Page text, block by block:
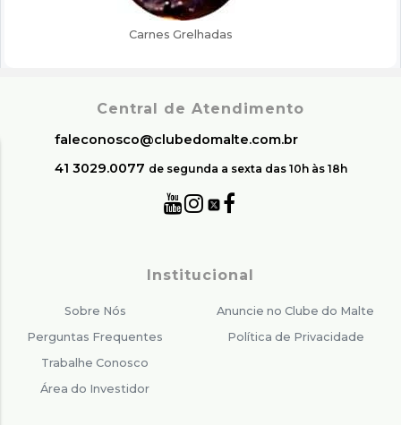
Central de Atendimento
faleconosco@clubedomalte.com.br
41 3029.0077 de segunda a sexta das 10h às 18h
Institucional
Sobre Nós
Perguntas Frequentes
Trabalhe Conosco
Área do Investidor
Anuncie no Clube do Malte
Política de Privacidade